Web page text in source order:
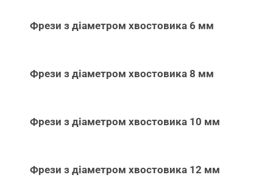
Фрези з діаметром хвостовика 6 мм
Фрези з діаметром хвостовика 8 мм
Фрези з діаметром хвостовика 10 мм
Фрези з діаметром хвостовика 12 мм